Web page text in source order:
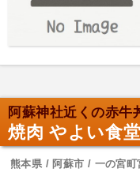
阿蘇神社近くの赤牛
焼肉 やよい食堂
熊本県 / 阿蘇市 / 一の宮町